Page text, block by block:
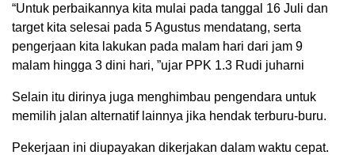
“Untuk perbaikannya kita mulai pada tanggal 16 Juli dan
target kita selesai pada 5 Agustus mendatang, serta
pengerjaan kita lakukan pada malam hari dari jam 9
malam hingga 3 dini hari, ”ujar PPK 1.3 Rudi juharni
Selain itu dirinya juga menghimbau pengendara untuk
memilih jalan alternatif lainnya jika hendak terburu-buru.
Pekerjaan ini diupayakan dikerjakan dalam waktu cepat.